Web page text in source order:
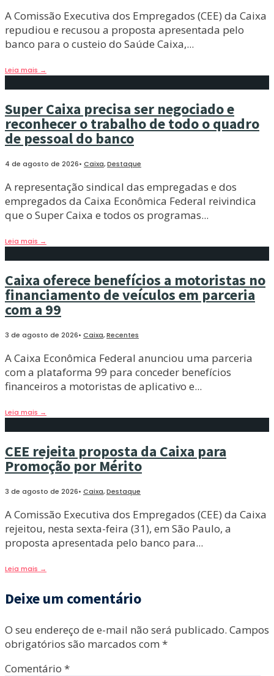
A Comissão Executiva dos Empregados (CEE) da Caixa
repudiou e recusou a proposta apresentada pelo
banco para o custeio do Saúde Caixa,...
Leia mais →
Super Caixa precisa ser negociado e
reconhecer o trabalho de todo o quadro
de pessoal do banco
4 de agosto de 2026• Caixa,Destaque
A representação sindical das empregadas e dos
empregados da Caixa Econômica Federal reivindica
que o Super Caixa e todos os programas...
Leia mais →
Caixa oferece benefícios a motoristas no
financiamento de veículos em parceria
com a 99
3 de agosto de 2026• Caixa,Recentes
A Caixa Econômica Federal anunciou uma parceria
com a plataforma 99 para conceder benefícios
financeiros a motoristas de aplicativo e...
Leia mais →
CEE rejeita proposta da Caixa para
Promoção por Mérito
3 de agosto de 2026• Caixa,Destaque
A Comissão Executiva dos Empregados (CEE) da Caixa
rejeitou, nesta sexta-feira (31), em São Paulo, a
proposta apresentada pelo banco para...
Leia mais →
Deixe um comentário
O seu endereço de e-mail não será publicado. Campos
obrigatórios são marcados com *
Comentário *